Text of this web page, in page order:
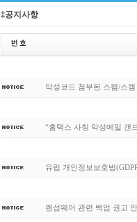
‡공지사항
악성코드 첨부된 스팸/스
“홈택스 사칭 악성메일 갠
유럽 개인정보보호법
랜섬웨어 관련 백업 권고